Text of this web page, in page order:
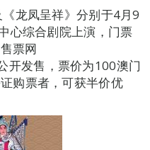
龙凤呈祥》分别于4月9
心综合剧院上演，门票
票网
开发售，票价为100澳门
购票者，可获半价优